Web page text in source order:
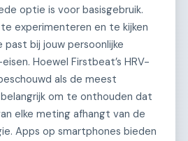
optie is voor basisgebruik.
experimenteren en te kijken
bij jouw persoonlijke
Hoewel Firstbeat’s HRV-
als de meest
om te onthouden dat
elke meting afhangt van de
Apps op smartphones bieden